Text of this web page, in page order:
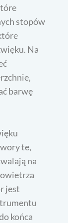
stopów
Na
barwę
te,
na
jest
końca